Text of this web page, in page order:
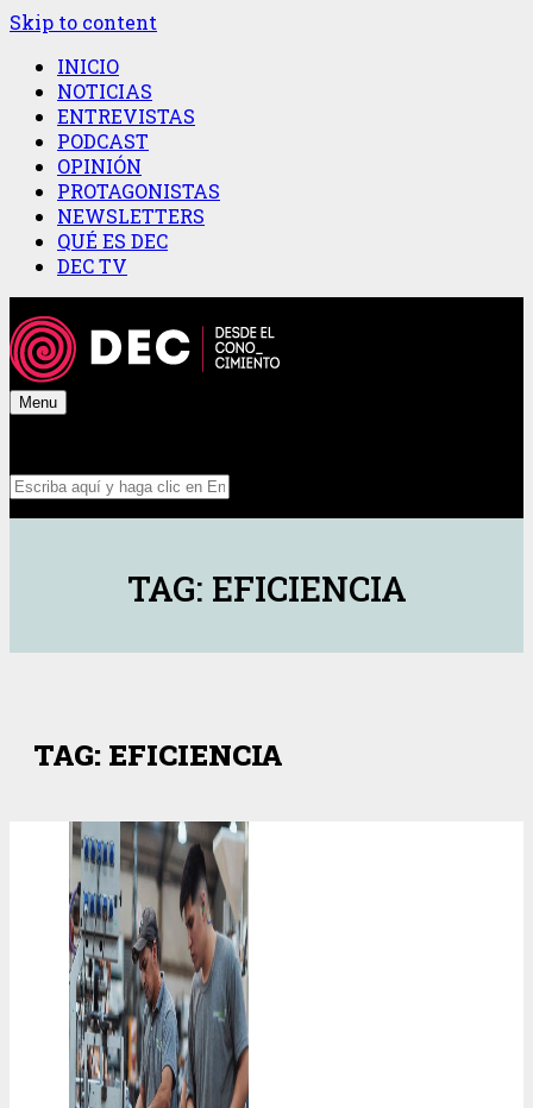
Skip to content
INICIO
NOTICIAS
ENTREVISTAS
PODCAST
OPINIÓN
PROTAGONISTAS
NEWSLETTERS
QUÉ ES DEC
DEC TV
Menu
TAG: EFICIENCIA
TAG: EFICIENCIA